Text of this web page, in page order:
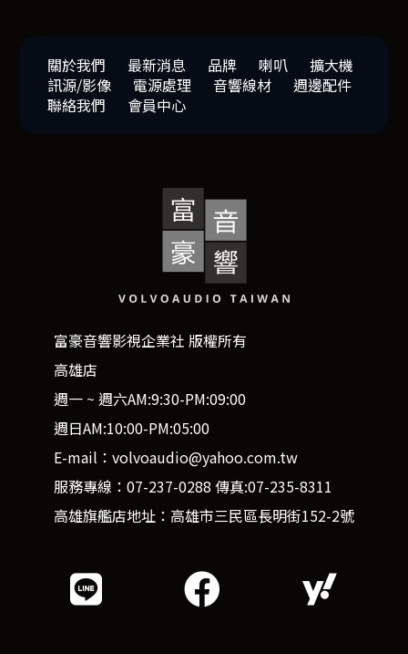
關於我們 最新消息 品牌 喇叭
擴大機
訊源/影像
電源處理 音響線材
週邊配件
聯絡我們
會員中心
富豪音響影視企業社 版權所有
高雄店
週一 ~ 週六AM:9:30-PM:09:00
週日AM:10:00-PM:05:00
E-mail：volvoaudio@yahoo.com.tw
服務專線：07-237-0288 傳真:07-235-8311
高雄旗艦店地址：高雄市三民區長明街152-2號